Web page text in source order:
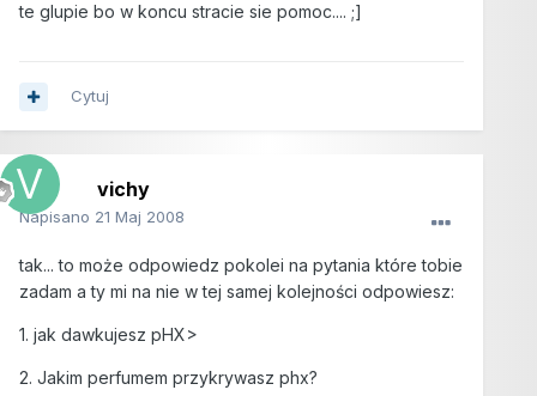
te glupie bo w koncu stracie sie pomoc.... ;]
Cytuj
vichy
Napisano 21 Maj 2008
tak... to może odpowiedz pokolei na pytania które tobie
zadam a ty mi na nie w tej samej kolejności odpowiesz:
1. jak dawkujesz pHX>
2. Jakim perfumem przykrywasz phx?